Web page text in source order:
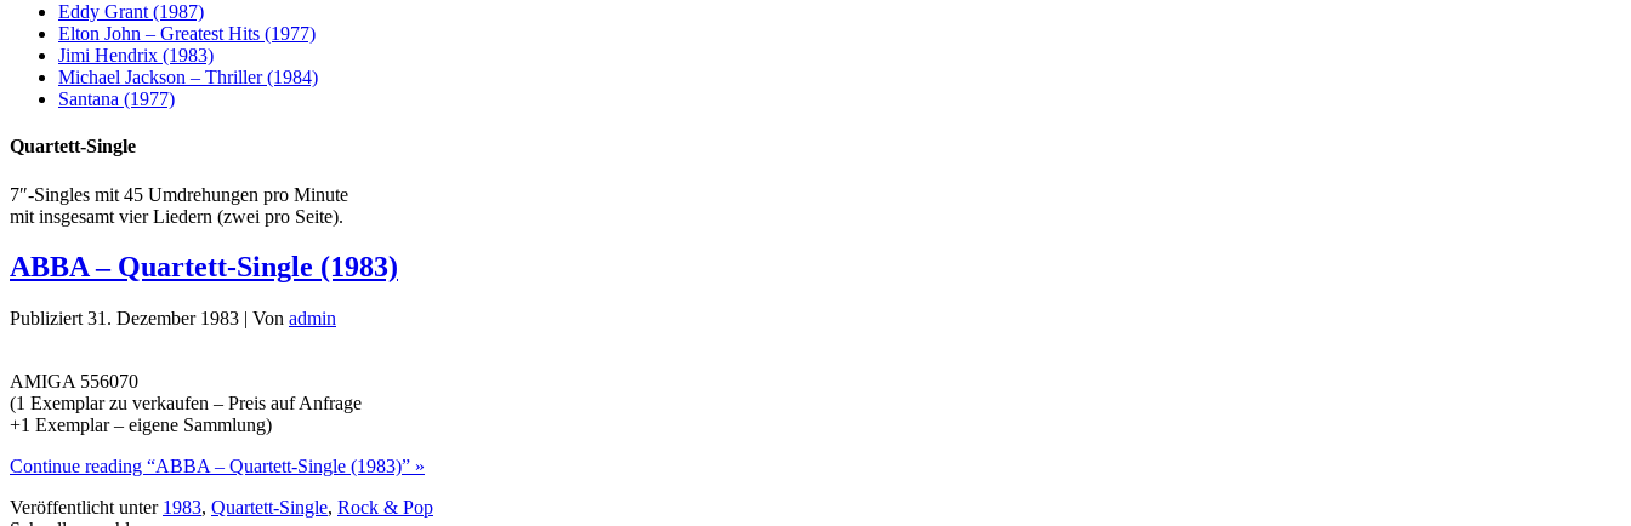
Eddy Grant (1987)
Elton John – Greatest Hits (1977)
Jimi Hendrix (1983)
Michael Jackson – Thriller (1984)
Santana (1977)
Quartett-Single
7″-Singles mit 45 Umdrehungen pro Minute
mit insgesamt vier Liedern (zwei pro Seite).
ABBA – Quartett-Single (1983)
Publiziert 31. Dezember 1983 | Von admin
AMIGA 556070
(1 Exemplar zu verkaufen – Preis auf Anfrage
+1 Exemplar – eigene Sammlung)
Continue reading “ABBA – Quartett-Single (1983)” »
Veröffentlicht unter 1983, Quartett-Single, Rock & Pop